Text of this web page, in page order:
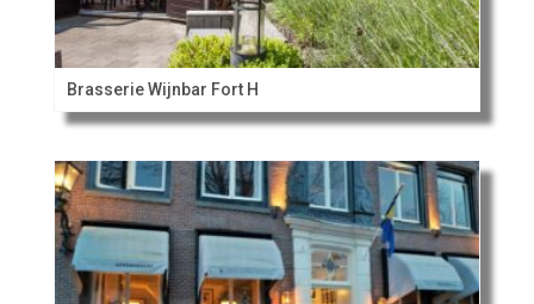
Brasserie Wijnbar Fort H